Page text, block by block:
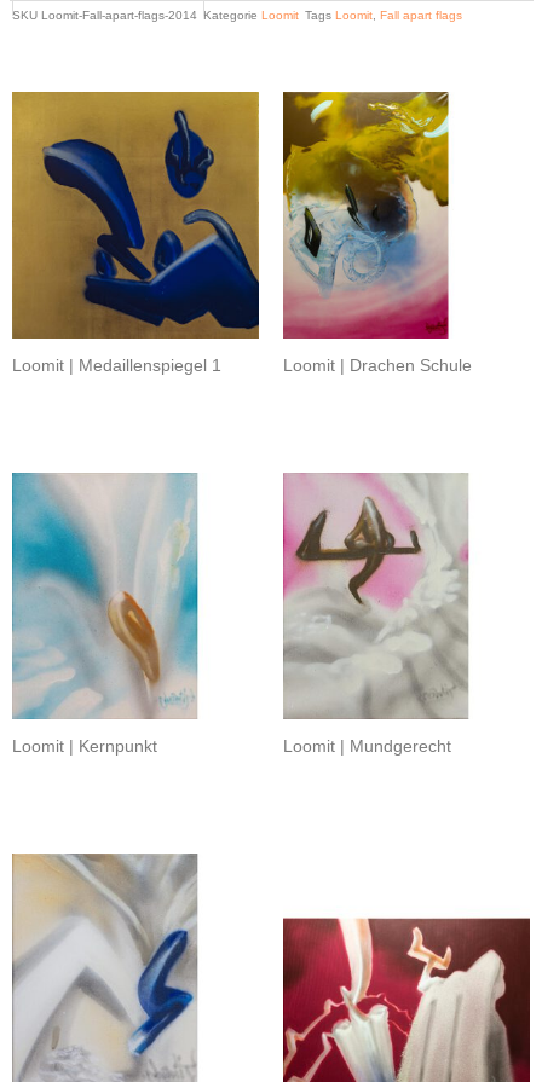
SKU Loomit-Fall-apart-flags-2014 Kategorie Loomit Tags Loomit Fall apart flags
Loomit | Medaillenspiegel 1 Loomit | Drachen Schule
Loomit | Kernpunkt Loomit | Mundgerecht